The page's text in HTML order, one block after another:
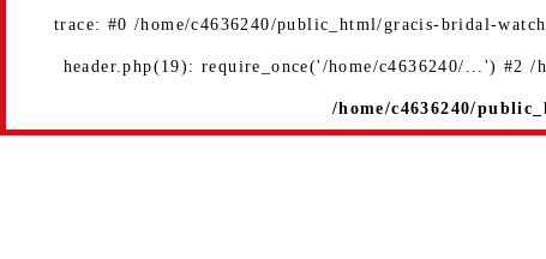
trace: #0 /home/c4636240/public_html/gracis-bridal-
header.php(19): require_once('/home/c4636240/...')
/home/c4636240/